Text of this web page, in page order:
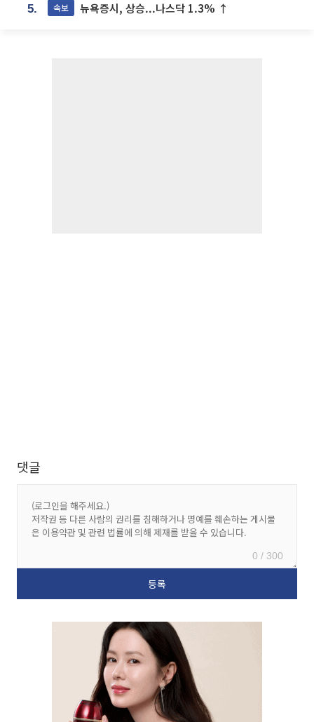
5. 속보 뉴욕증시, 상승...나스닥 1.3% ↑
댓글
0 / 300